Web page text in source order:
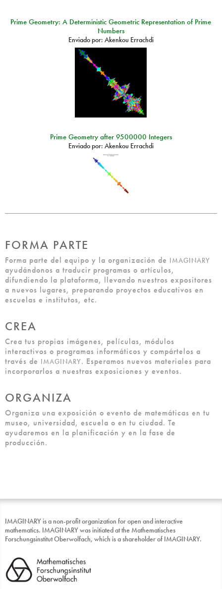
Prime Geometry: A Deterministic Geometric Representation of Prime
Numbers
Enviado por: Akenkou Errachdi
Prime Geometry after 9500000 Integers
Enviado por: Akenkou Errachdi
FORMA PARTE
Forma parte del equipo y la organización de IMAGINARY
ayudándonos a traducir programas o artículos,
difundiendo la plataforma, llevando nuestros expositores
a nuevos lugares, preparando proyectos educativos en
escuelas e institutos, etc.
CREA
Crea tus propias imágenes, películas, módulos
interactivos o programas informáticos y compártelos a
través de IMAGINARY. Esperamos nuevos materiales para
incorporarlos a nuestras exposiciones y eventos.
ORGANIZA
Organiza una exposición o evento de matemáticas en tu
museo, universidad, escuela o en tu ciudad. Te
ayudaremos en la planificación y en la fase de
producción.
IMAGINARY is a non-profit organization for open and interactive
mathematics. IMAGINARY was initiated at the Mathematisches
Forschungsinstitut Oberwolfach, which is a shareholder of IMAGINARY.